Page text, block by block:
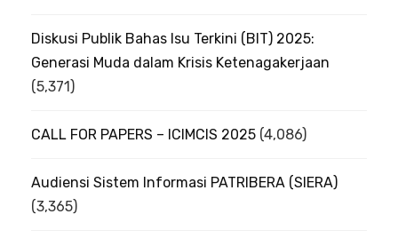
Diskusi Publik Bahas Isu Terkini (BIT) 2025:
Generasi Muda dalam Krisis Ketenagakerjaan
(5,371)
CALL FOR PAPERS – ICIMCIS 2025 (4,086)
Audiensi Sistem Informasi PATRIBERA (SIERA)
(3,365)